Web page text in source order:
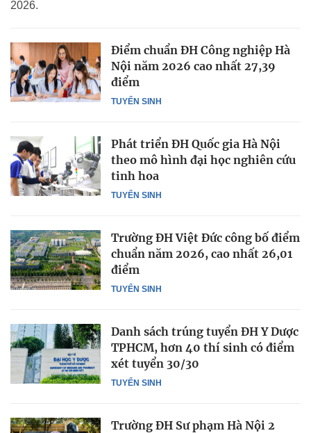
2026.
TUYỂN SINH
Điểm chuẩn ĐH Công nghiệp Hà
Nội năm 2026 cao nhất 27,39
điểm
TUYỂN SINH
Phát triển ĐH Quốc gia Hà Nội
theo mô hình đại học nghiên cứu
tinh hoa
TUYỂN SINH
Trường ĐH Việt Đức công bố điểm
chuẩn năm 2026, cao nhất 26,01
điểm
TUYỂN SINH
Danh sách trúng tuyển ĐH Y Dược
TPHCM, hơn 40 thí sinh có điểm
xét tuyển 30/30
Trường ĐH Sư phạm Hà Nội 2